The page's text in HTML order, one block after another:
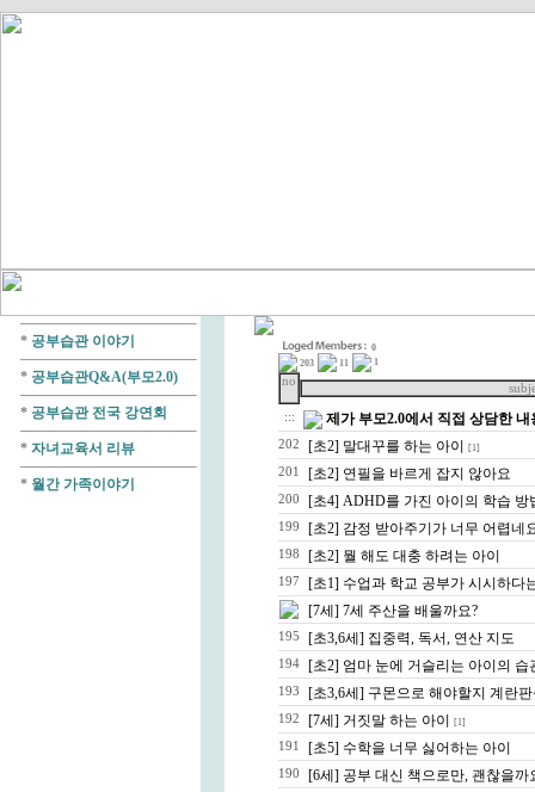
* 공부습관 이야기
* 공부습관Q&A(부모2.0)
* 공부습관 전국 강연회
* 자녀교육서 리뷰
* 월간 가족이야기
0
203
11 1
no
::: 제가 부모2.0에서 직접 상담한 내
202 [초2] 말대꾸를 하는 아이 [1]
201 [초2] 연필을 바르게 잡지 않아요
200 [초4] ADHD를 가진 아이의 학습 방
199 [초2] 감정 받아주기가 너무 어렵네
198 [초2] 뭘 해도 대충 하려는 아이
197
[초1] 수업과 학교 공부가 시시하다
[7세] 7세 주산을 배울까요?
195 [초3,6세] 집중력, 독서, 연산 지도
194 [초2] 엄마 눈에 거슬리는 아이의 습
193 [초3,6세] 구몬으로 해야할지 계란
192 [7세] 거짓말 하는 아이 [1]
191 [초5] 수학을 너무 싫어하는 아이
190 [6세] 공부 대신 책으로만, 괜찮을까